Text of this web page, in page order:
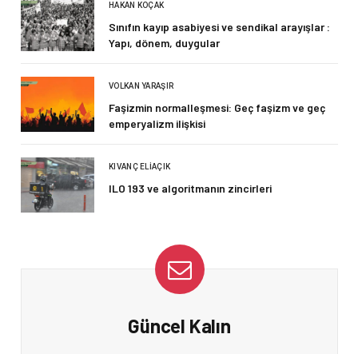
HAKAN KOÇAK
Sınıfın kayıp asabiyesi ve sendikal arayışlar :
Yapı, dönem, duygular
VOLKAN YARAŞIR
Faşizmin normalleşmesi: Geç faşizm ve geç
emperyalizm ilişkisi
KIVANÇ ELIAÇIK
ILO 193 ve algoritmanın zincirleri
Güncel Kalın